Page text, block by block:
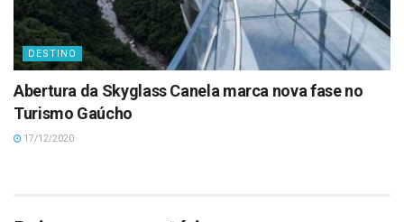
DESTINO
Abertura da Skyglass Canela marca nova fase no
Turismo Gaúcho
17/12/2020